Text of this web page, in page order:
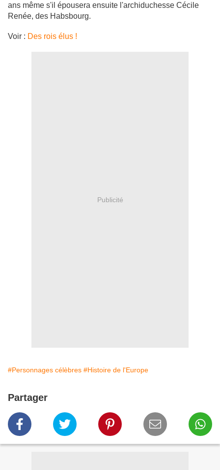
ans même s'il épousera ensuite l'archiduchesse Cécile
Renée, des Habsbourg.
Voir : Des rois élus !
Publicité
#Personnages célèbres #Histoire de l'Europe
Partager